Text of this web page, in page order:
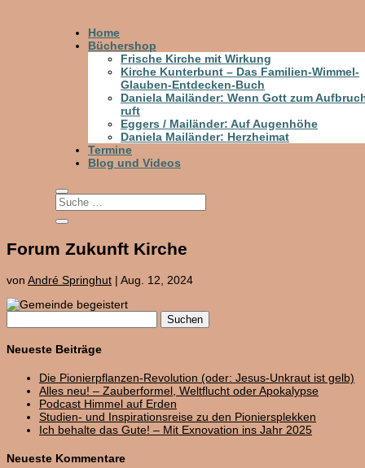
Home
Büchershop
Frische Kirche mit Wirkung
Kirche Kunterbunt – Das Familien-Wimmel-
Glauben-Entdecken-Buch
Daniela Mailänder: Wenn Gott zum
ruft
Eggers / Mailänder: Auf Augenhöhe
Daniela Mailänder: Herzheimat
Termine
Blog und Videos
Forum Zukunft Kirche
von André Springhut | Aug. 12, 2024
nach:
Neueste Beiträge
Die Pionierpflanzen-Revolution (oder: Jesus-Unkraut ist gelb)
Alles neu! – Zauberformel, Weltflucht oder Apokalypse
Podcast Himmel auf Erden
Studien- und Inspirationsreise zu den Pioniersplekken
Ich behalte das Gute! – Mit Exnovation ins Jahr 2025
Neueste Kommentare